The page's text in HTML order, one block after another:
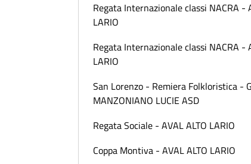
Regata Internazionale classi NACRA -
LARIO
Regata Internazionale classi NACRA -
LARIO
San Lorenzo - Remiera Folkloristica -
MANZONIANO LUCIE ASD
Regata Sociale - AVAL ALTO LARIO
Coppa Montiva - AVAL ALTO LARIO